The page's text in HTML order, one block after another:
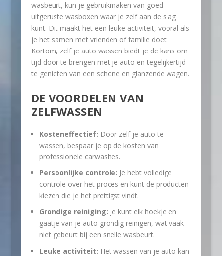
wasbeurt, kun je gebruikmaken van goed
uitgeruste wasboxen waar je zelf aan de slag
kunt. Dit maakt het een leuke activiteit, vooral als
je het samen met vrienden of familie doet.
Kortom, zelf je auto wassen biedt je de kans om
tijd door te brengen met je auto en tegelijkertijd
te genieten van een schone en glanzende wagen.
DE VOORDELEN VAN
ZELFWASSEN
Kosteneffectief: Door zelf je auto te
wassen, bespaar je op de kosten van
professionele carwashes.
Persoonlijke controle: Je hebt volledige
controle over het proces en kunt de producten
kiezen die je het prettigst vindt.
Grondige reiniging: Je kunt elk hoekje en
gaatje van je auto grondig reinigen, wat vaak
niet gebeurt bij een snelle wasbeurt.
Leuke activiteit: Het wassen van je auto kan